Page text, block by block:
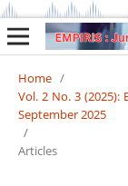
Home /
Vol. 2 No. 3 (2025):
September 2025
/
Articles